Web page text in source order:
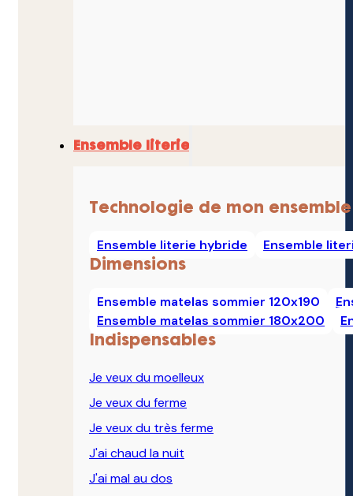
Ensemble literie
Technologie de mon ensemble
Ensemble literie hybride Ensemble
Dimensions
Ensemble matelas sommier 120x190
Ensemble matelas sommier 180x200
Indispensables
Je veux du moelleux
Je veux du ferme
Je veux du très ferme
J'ai chaud la nuit
J'ai mal au dos